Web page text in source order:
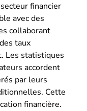
financier
avec des
collaborant
taux
Les statistiques
accordent
par leurs
Cette
financière.